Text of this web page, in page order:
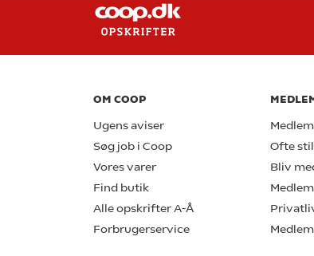
OM COOP
Ugens aviser
Søg job i Coop
Vores varer
Find butik
Alle opskrifter A-Å
Forbrugerservice
Ofte
Bliv